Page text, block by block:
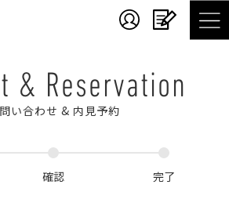
& Reservation
い合わせ & 内見予約
確認 完了